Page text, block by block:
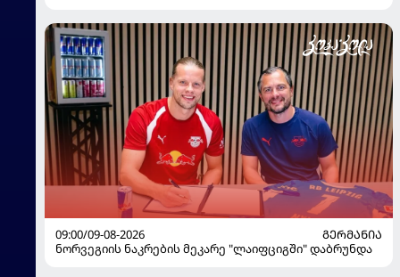
09:00/09-08-2026
ᲒᲔᲠᲛᲐᲜᲘᲐ
ნორვეგიის ნაკრების მეკარე "ლაიფციგში" დაბრუნდა